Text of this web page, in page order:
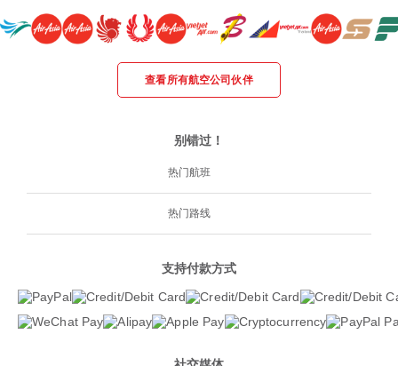
查看所有航空公司伙伴
别错过！
热门航班
热门路线
支持付款方式